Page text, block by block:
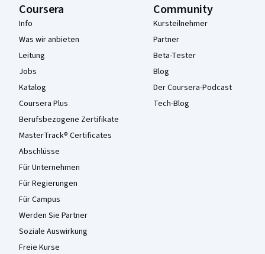
Coursera
Info
Was wir anbieten
Leitung
Jobs
Katalog
Coursera Plus
Berufsbezogene Zertifikate
MasterTrack® Certificates
Abschlüsse
Für Unternehmen
Für Regierungen
Für Campus
Werden Sie Partner
Soziale Auswirkung
Freie Kurse
Community
Kursteilnehmer
Partner
Beta-Tester
Blog
Der Coursera-Podcast
Tech-Blog